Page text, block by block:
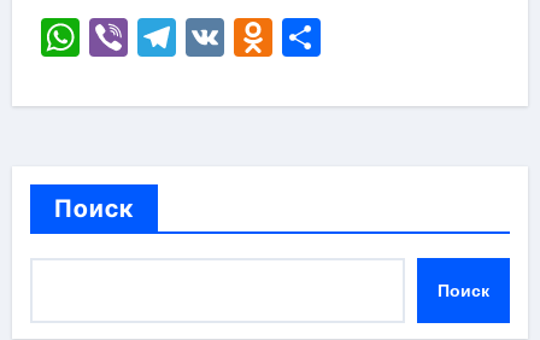
WhatsApp
ViberTelegram
VKOdnoklassniki
Отправить
Поиск
Поиск